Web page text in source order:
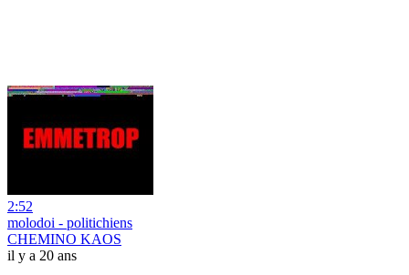
2:52
molodoi - politichiens
CHEMINO KAOS
il y a 20 ans